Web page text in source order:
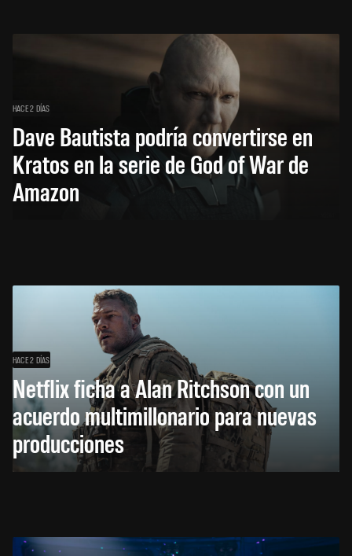
HACE 2 DÍAS
Dave Bautista podría convertirse en
Kratos en la serie de God of War de
Amazon
HACE 2 DÍAS
Netflix ficha a Alan Ritchson con un
acuerdo multimillonario para nuevas
producciones